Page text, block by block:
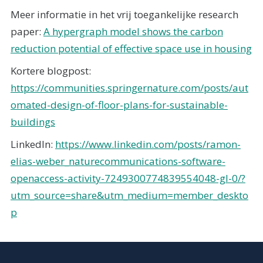
Meer informatie in het vrij toegankelijke research
paper: A hypergraph model shows the carbon
reduction potential of effective space use in housing
Kortere blogpost:
https://communities.springernature.com/posts/aut
omated-design-of-floor-plans-for-sustainable-
buildings
LinkedIn: https://www.linkedin.com/posts/ramon-
elias-weber_naturecommunications-software-
openaccess-activity-7249300774839554048-gl-0/?
utm_source=share&utm_medium=member_deskto
p